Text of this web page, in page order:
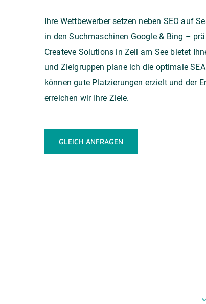
Ihre Wettbewerber setzen neben SEO auf
in den Suchmaschinen Google & Bing –
Createve Solutions in Zell am See bietet
und Zielgruppen plane ich die optimale
können gute Platzierungen erzielt und der
erreichen wir Ihre Ziele.
GLEICH ANFRAGEN